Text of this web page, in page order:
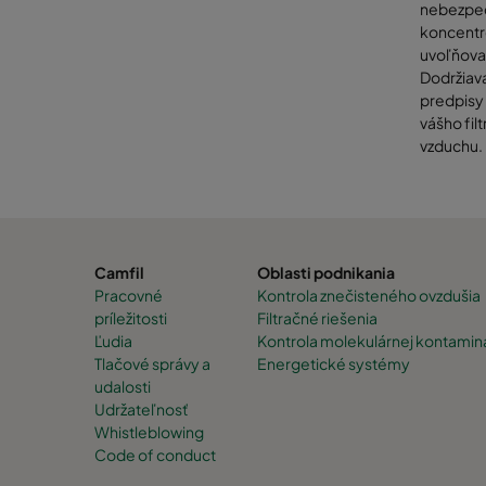
V
ako
počas
priamo z
prachu
predpisy
vášho
vzduchu.
Camfil
Pracovné
príležitosti
Ľudia
Tlačové správy a
udalosti
Udržateľnosť
Whistleblowing
Code of conduct
Oblasti podnikania
Kontrola znečisteného ovzdušia
Filtračné riešenia
Kontrola molekulárnej
Energetické systémy